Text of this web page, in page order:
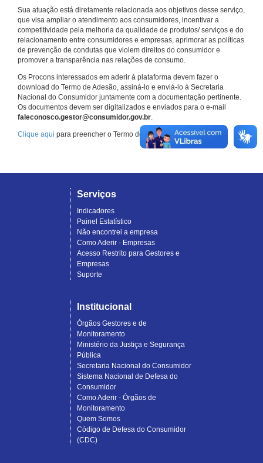
Sua atuação está diretamente relacionada aos objetivos desse serviço,
que visa ampliar o atendimento aos consumidores, incentivar a
competitividade pela melhoria da qualidade de produtos/ serviços e do
relacionamento entre consumidores e empresas, aprimorar as políticas
de prevenção de condutas que violem direitos do consumidor e
promover a transparência nas relações de consumo.
Os Procons interessados em aderir à plataforma devem fazer o
download do Termo de Adesão, assiná-lo e enviá-lo à Secretaria
Nacional do Consumidor juntamente com a documentação pertinente.
Os documentos devem ser digitalizados e enviados para o e-mail
faleconosco.gestor@consumidor.gov.br.
Clique aqui para preencher o Termo de Adesão.
Serviços
Indicadores
Painel Estatístico
Não encontrei a empresa
Como Aderir - Empresas
Acesso Restrito para Gestores e
Empresas
Suporte
Institucional
Órgãos Gestores e de
Monitoramento
Ministério da Justiça e Segurança
Pública
Secretaria Nacional do Consumidor
Sistema Nacional de Defesa do
Consumidor
Como Aderir - Órgãos de
Monitoramento
Quem Somos
Código de Defesa do Consumidor
(CDC)